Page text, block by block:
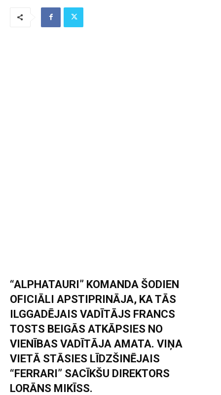
“ALPHATAURI” KOMANDA ŠODIEN
OFICIĀLI APSTIPRINĀJA, KA TĀS
ILGGADĒJAIS VADĪTĀJS FRANCS
TOSTS BEIGĀS ATKĀPSIES NO
VIENĪBAS VADĪTĀJA AMATA. VIŅA
VIETĀ STĀSIES LĪDZŠINĒJAIS
“FERRARI” SACĪKŠU DIREKTORS
LORĀNS MIKĪSS.